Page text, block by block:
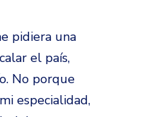
pidiera una
el país,
No porque
especialidad,